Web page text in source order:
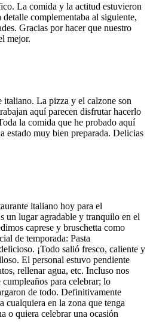
La comida y la actitud estuvieron
complementaba al siguiente,
Gracias por hacer que nuestro
mejor.
italiano. La pizza y el calzone son
aquí parecen disfrutar hacerlo
la comida que he probado aquí
estado muy bien preparada. Delicias
italiano hoy para el
un lugar agradable y tranquilo en el
caprese y bruschetta como
de temporada: Pasta
¡Todo salió fresco, caliente y
El personal estuvo pendiente
rellenar agua, etc. Incluso nos
para celebrar; lo
de todo. Definitivamente
cualquiera en la zona que tenga
o quiera celebrar una ocasión